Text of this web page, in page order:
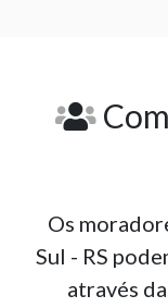
Os
Sul - RS
através